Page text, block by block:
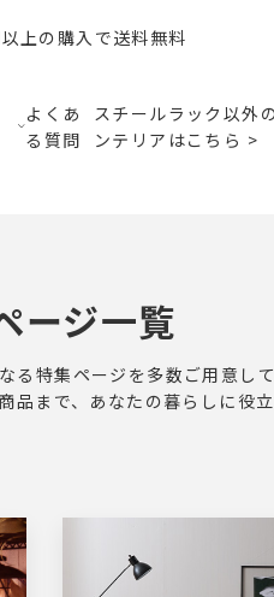
上の購入で送料無料
よくあ
る質問
スチールラック以外
ンテリアはこちら >
ージ一覧
る特集ページを多数ご用意して
まで、あなたの暮らしに役